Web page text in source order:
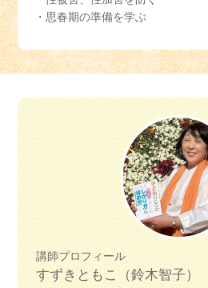
・思春期の準備を学ぶ
講師プロフィール
すずきともこ（鈴木智子）